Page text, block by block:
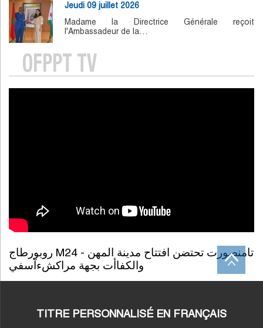
Jeudi 09 juillet 2026
Madame la Directrice Générale reçoit
l'Ambassadeur de la…
OFPPT TV
روبورطاج M24 - تامنصورت تحتضن افتتاح مدينة المهن
والكفاأت بجهة مراكشءآسفي
TITRE PERSONNALISÉ EN FRANÇAIS